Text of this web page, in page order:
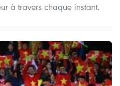
à travers chaque instant.